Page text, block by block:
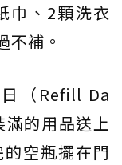
巾、2顆洗衣
不補。
（Refill Da
的用品送上
空瓶擺在門